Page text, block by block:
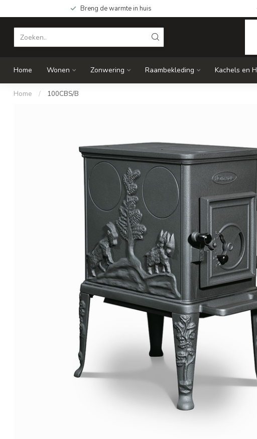
Breng de warmte in huis
Home Wonen Zonwering Raambekleding Kachels en
Home / 100CBS/B